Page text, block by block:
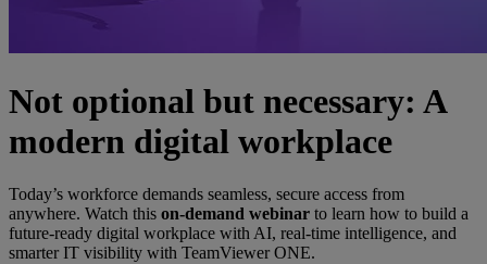
Not optional but necessary: A
modern digital workplace
Today’s workforce demands seamless, secure access from
anywhere. Watch this on-demand webinar to learn how to build a
future-ready digital workplace with AI, real-time intelligence, and
smarter IT visibility with TeamViewer ONE.